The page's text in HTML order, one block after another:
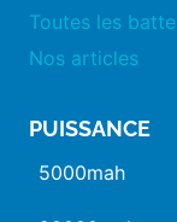
Toutes les
Nos articles
PUISSANCE
5000mah